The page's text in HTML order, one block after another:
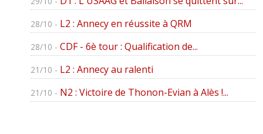
28/10 - L2 : Annecy en réussite à QRM
28/10 - CDF - 6è tour : Qualification de...
21/10 - L2 : Annecy au ralenti
21/10 - N2 : Victoire de Thonon-Evian à Alès !...